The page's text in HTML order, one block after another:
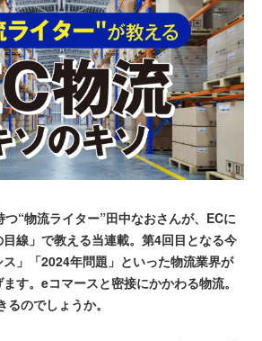
“物流ライター”田中なおさんが、ECに
線」で教える当連載。第4回目となる今
」「2024年問題」といった物流業界が
す。eコマースと密接にかかわる物流。
のでしょうか。